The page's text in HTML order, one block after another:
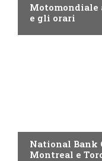
Motomondiale
e gli orari
National Bank
Montreal e